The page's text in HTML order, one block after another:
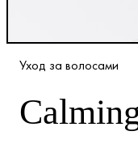
Уход за волосами